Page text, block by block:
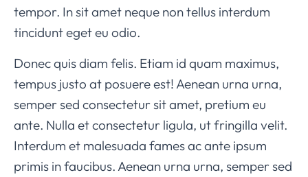
tempor. In sit amet neque non tellus interdum
tincidunt eget eu odio.
Donec quis diam felis. Etiam id quam maximus,
tempus justo at posuere est! Aenean urna urna,
semper sed consectetur sit amet, pretium eu
ante. Nulla et consectetur ligula, ut fringilla velit.
Interdum et malesuada fames ac ante ipsum
primis in faucibus. Aenean urna urna, semper sed